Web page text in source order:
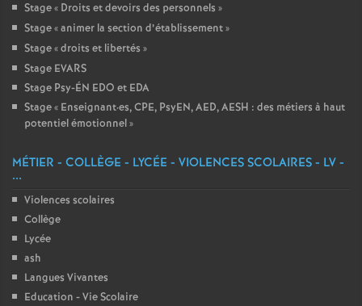
Stage « Droits et devoirs des personnels »
Stage «animer la section d’établissement»
Stage «droits et libertés »
Stage EVARS
Stage Psy-ÉN EDO et EDA
Stage « Enseignant·es, CPE, PsyEN, AED, AESH : des métiers à haut
potentiel émotionnel»
MÉTIER - COLLÈGE - LYCÉE - VIOLENCES SCOLAIRES - LV -
...
Violences scolaires
Collège
Lycée
ash
Langues Vivantes
Education - Vie Scolaire